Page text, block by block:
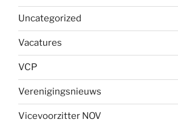
Uncategorized
Vacatures
VCP
Verenigingsnieuws
Vicevoorzitter NOV